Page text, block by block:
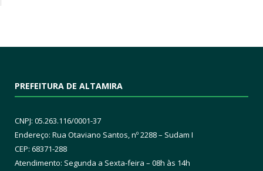
PREFEITURA DE ALTAMIRA
CNPJ: 05.263.116/0001-37
Endereço: Rua Otaviano Santos, nº 2288 – Sudam I
CEP: 68371-288
Atendimento: Segunda a Sexta-feira – 08h às 14h